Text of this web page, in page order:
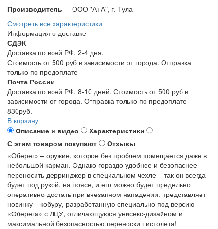
Производитель
ООО "А+А", г. Тула
Смотреть все характеристики
Информация о доставке
СДЭК
Доставка по всей РФ. 2-4 дня.
Стоимость от 500 руб в зависимости от города. Отправка
только по предоплате
Почта России
Доставка по всей РФ. 8-10 дней. Стоимость от 500 руб в
зависимости от города. Отправка только по предоплате
830руб.
В корзину
Описание и видео
Характеристики
С этим товаром покупают
Отзывы
«Оберег» – оружие, которое без проблем помещается даже в
небольшой карман. Однако гораздо удобнее и безопаснее
переносить дерринджер в специальном чехле – так он всегда
будет под рукой, на поясе, и его можно будет предельно
оперативно достать при внезапном нападении. представляет
новинку – кобуру, разработанную специально под версию
«Оберега» с ЛЦУ, отличающуюся унисекс-дизайном и
максимальной безопасностью переноски пистолета!